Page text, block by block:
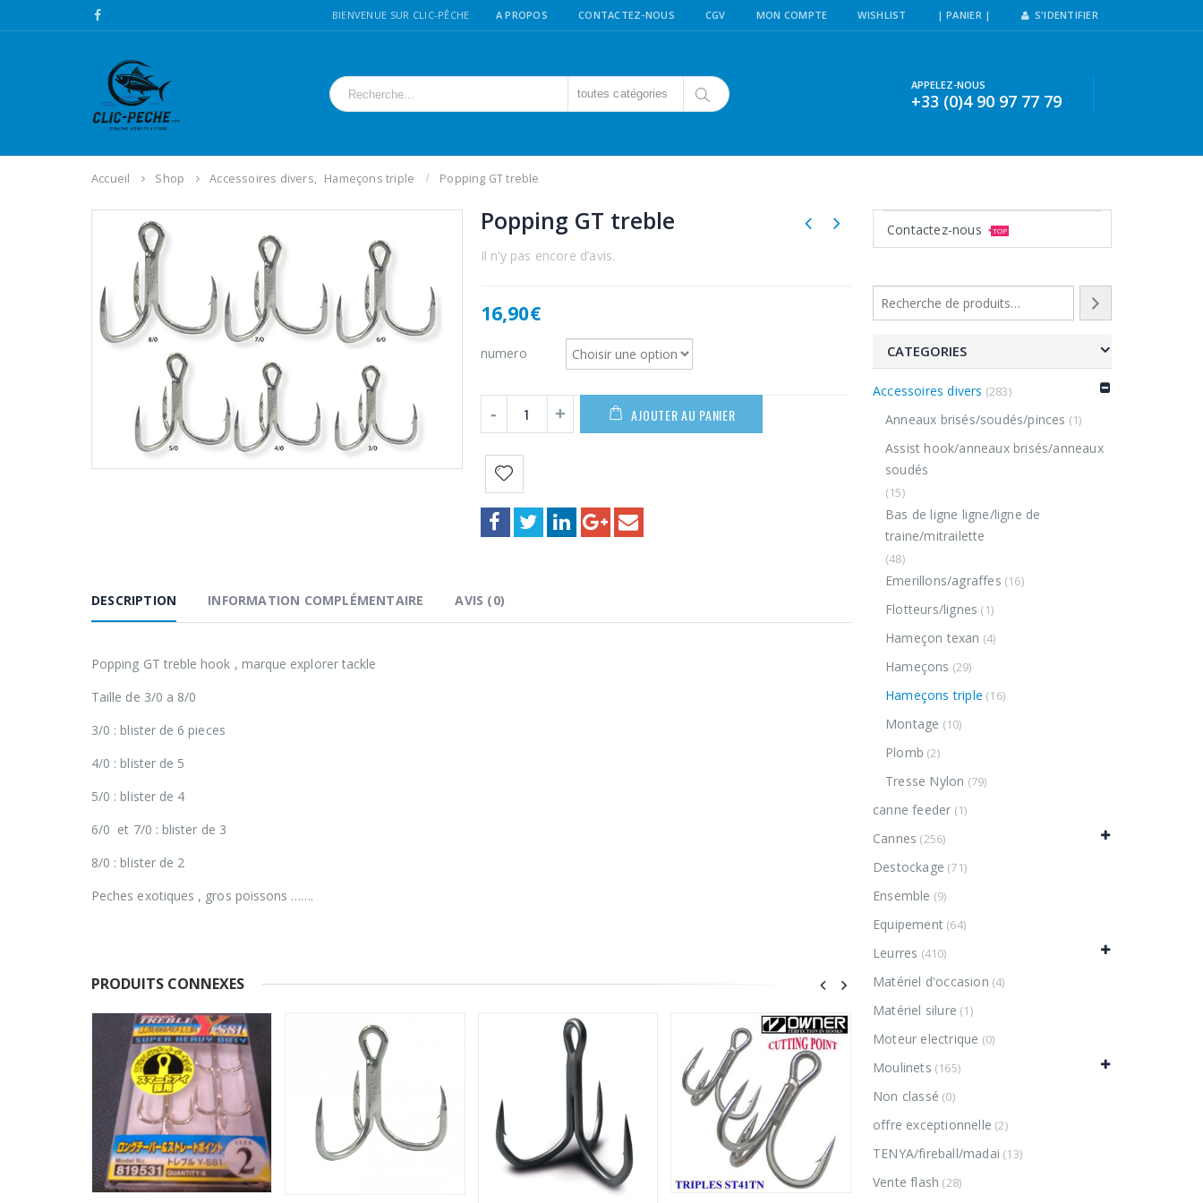
BIENVENUE SUR CLIC-PÊCHE A PROPOS CONTACTEZ-NOUS CGV MON COMPTE WISHLIST | PANIER | S'IDENTIFIER
toutes catégories
APPELEZ-NOUS
+33 (0)4 90 97 77 79
Accueil Shop Accessoires divers, Hameçons triple Popping GT treble
Popping GT treble
Il n’y pas encore d’avis.
16,90€
numero
AJOUTER AU PANIER
DESCRIPTION INFORMATION COMPLÉMENTAIRE AVIS (0)
Popping GT treble hook , marque explorer tackle
Taille de 3/0 a 8/0
3/0 : blister de 6 pieces
4/0 : blister de 5
5/0 : blister de 4
6/0 et 7/0 : blister de 3
8/0 : blister de 2
Peches exotiques , gros poissons …….
PRODUITS CONNEXES
Contactez-nous TOP
CATEGORIES
Accessoires divers (283)
Anneaux brisés/soudés/pinces (1)
Assist hook/anneaux brisés/anneaux
soudés
(15)
Bas de ligne ligne/ligne de
traine/mitrailette
(48)
Emerillons/agraffes (16)
Flotteurs/lignes (1)
Hameçon texan (4)
Hameçons (29)
Hameçons triple (16)
Montage (10)
Plomb (2)
Tresse Nylon (79)
canne feeder (1)
Cannes (256)
Destockage (71)
Ensemble (9)
Equipement (64)
Leurres (410)
Matériel d'occasion (4)
Matériel silure (1)
Moteur electrique (0)
Moulinets (165)
Non classé (0)
offre exceptionnelle (2)
TENYA/fireball/madai (13)
Vente flash (28)